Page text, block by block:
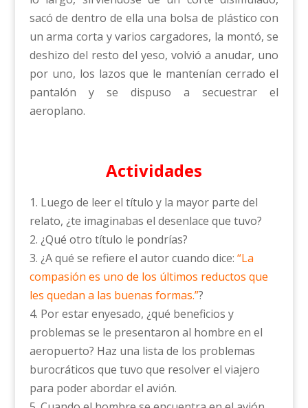
sacó de dentro de ella una bolsa de plástico con
un arma corta y varios cargadores, la montó, se
deshizo del resto del yeso, volvió a anudar, uno
por uno, los lazos que le mantenían cerrado el
pantalón y se dispuso a secuestrar el
aeroplano.
Actividades
1. Luego de leer el título y la mayor parte del
relato, ¿te imaginabas el desenlace que tuvo?
2. ¿Qué otro título le pondrías?
3. ¿A qué se refiere el autor cuando dice: “La
compasión es uno de los últimos reductos que
les quedan a las buenas formas.”?
4. Por estar enyesado, ¿qué beneficios y
problemas se le presentaron al hombre en el
aeropuerto? Haz una lista de los problemas
burocráticos que tuvo que resolver el viajero
para poder abordar el avión.